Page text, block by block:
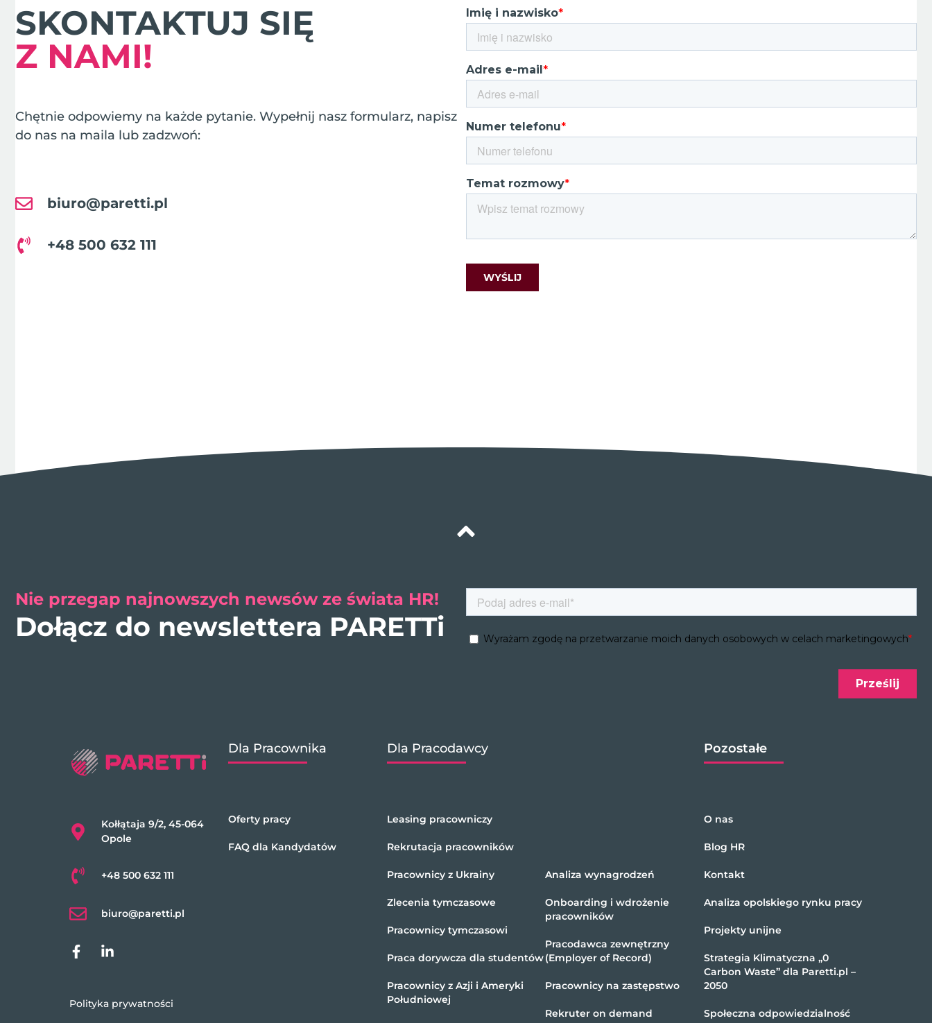
SKONTAKTUJ SIĘ
Z NAMI!
Chętnie odpowiemy na każde pytanie. Wypełnij nasz formularz, napisz
do nas na maila lub zadzwoń:
biuro@paretti.pl
+48 500 632 111
Nie przegap najnowszych newsów ze świata HR!
Dołącz do newslettera PARETTi
Kołłątaja 9/2, 45-064
Opole
+48 500 632 111
biuro@paretti.pl
Polityka prywatności
Dla Pracownika
Oferty pracy
FAQ dla Kandydatów
Dla Pracodawcy
Leasing pracowniczy
Rekrutacja pracowników
Pracownicy z Ukrainy
Zlecenia tymczasowe
Pracownicy tymczasowi
Praca dorywcza dla studentów
Pracownicy z Azji i Ameryki
Południowej
Analiza wynagrodzeń
Onboarding i wdrożenie
pracowników
Pracodawca zewnętrzny
(Employer of Record)
Pracownicy na zastępstwo
Rekruter on demand
Pozostałe
O nas
Blog HR
Kontakt
Analiza opolskiego rynku pracy
Projekty unijne
Strategia Klimatyczna „0
Carbon Waste” dla Paretti.pl –
2050
Społeczna odpowiedzialność